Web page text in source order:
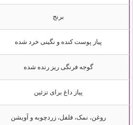
برنج
پیاز پوست کنده و نگینی خرد شده
گوجه فرنگی ریز رنده شده
پیاز داغ برای تزئین
روغن، نمک، فلفل، زردچوبه و آویشن